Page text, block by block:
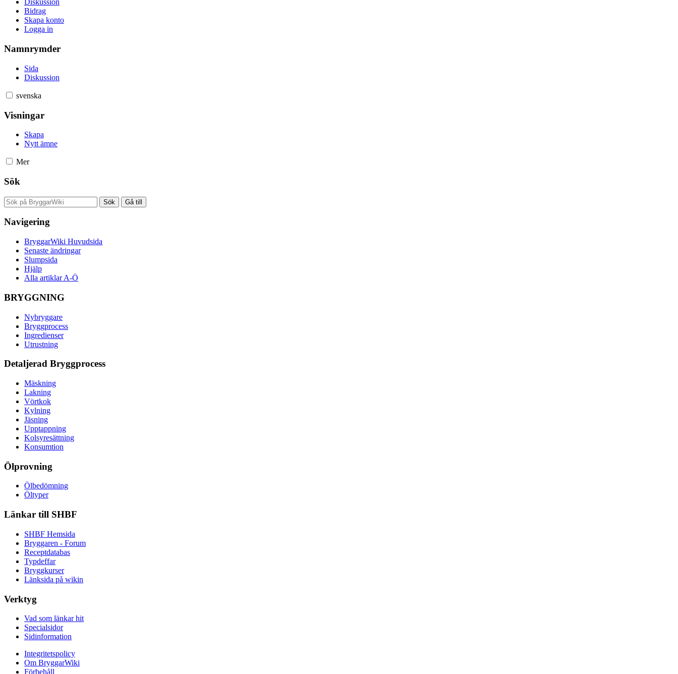
Diskussion
Bidrag
Skapa konto
Logga in
Namnrymder
Sida
Diskussion
svenska
Visningar
Skapa
Nytt ämne
Mer
Sök
Navigering
BryggarWiki Huvudsida
Senaste ändringar
Slumpsida
Hjälp
Alla artiklar A-Ö
BRYGGNING
Nybryggare
Bryggprocess
Ingredienser
Utrustning
Detaljerad Bryggprocess
Mäskning
Lakning
Vörtkok
Kylning
Jäsning
Upptappning
Kolsyresättning
Konsumtion
Ölprovning
Ölbedömning
Öltyper
Länkar till SHBF
SHBF Hemsida
Bryggaren - Forum
Receptdatabas
Typdeffar
Bryggkurser
Länksida på wikin
Verktyg
Vad som länkar hit
Specialsidor
Sidinformation
Integritetspolicy
Om BryggarWiki
Förbehåll